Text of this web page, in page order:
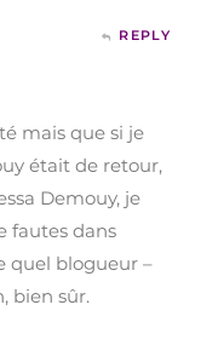
REPLY
mais que si je
était de retour,
Demouy, je
fautes dans
quel blogueur –
bien sûr.